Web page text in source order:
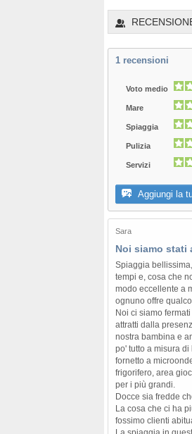
1 recensioni
Voto medio
Mare
Spiaggia
Pulizia
Servizi
Aggiungi la
Sara
Noi siamo stati
Spiaggia
tempi e, cosa che
modo eccellente a
ognuno offre
Noi ci siamo
attratti dalla
nostra bambina e
po' tutto a misura
fornetto a
frigorifero, area
per i più grandi.
Docce sia fredde
La cosa che ci ha
fossimo clienti
La spiaggia in